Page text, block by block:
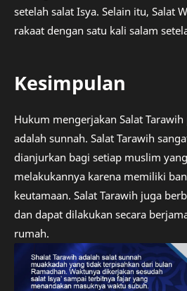
setelah salat Isya. Selain itu, Salat
rakaat dengan satu kali salam
Kesimpulan
Hukum mengerjakan Salat
adalah sunnah. Salat Tarawih
dianjurkan bagi setiap muslim
melakukannya karena memiliki
keutamaan. Salat Tarawih juga
dan dapat dilakukan secara
rumah.